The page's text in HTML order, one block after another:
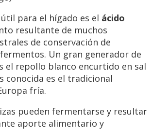
para el hígado es el ácido
resultante de muchos
de conservación de
Un gran generador de
el repollo blanco encurtido en sal
conocida es el tradicional
fría.
pueden fermentarse y resultar
aporte alimentario y